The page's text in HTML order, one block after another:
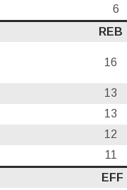
6
REB
16
13
13
12
11
EFF